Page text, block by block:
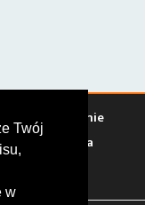
Twój
w
paliw
Jedzenie
Spotkania